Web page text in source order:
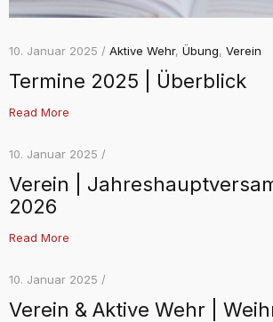
10. Januar 2025 / Aktive Wehr, Übung, Verein
Termine 2025 | Überblick
Read More
10. Januar 2025 /
Verein |
2026
Read More
10. Januar 2025 /
Verein & Aktive Wehr |